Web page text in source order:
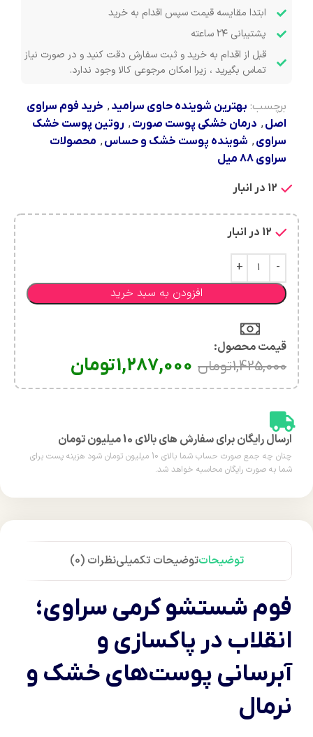
ابتدا مقایسه قیمت سپس اقدام به خرید
پشتیبانی ۲۴ ساعته
قبل از اقدام به خرید و ثبت سفارش دقت کنید و در صورت نیاز
تماس بگیرید ، زیرا امکان مرجوعی کالا وجود ندارد.
برچسب: بهترین شوینده حاوی سرامید, خرید فوم سراوی
اصل, درمان خشکی پوست صورت, روتین پوست خشک
سراوی, شوینده پوست خشک و حساس, محصولات
سراوی ۸۸ میل
12 در انبار
12 در انبار
افزودن به سبد خرید
قیمت محصول:​
1,425,000تومان 1,287,000تومان
ارسال رایگان برای سفارش های بالای 10 میلیون تومان
چنان چه جمع صورت حساب شما بالای 10 میلیون تومان شود هزینه پست برای
شما به صورت رایگان محاسبه خواهد شد.
توضیحاتتوضیحات تکمیلینظرات (0)
فوم شستشو کرمی سراوی؛
انقلاب در پاکسازی و
آبرسانی پوست‌های خشک و
نرمال